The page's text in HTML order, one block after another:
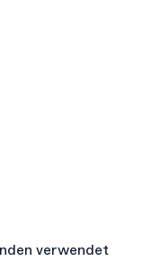
verwendet